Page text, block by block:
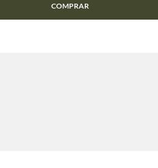
COMPRAR